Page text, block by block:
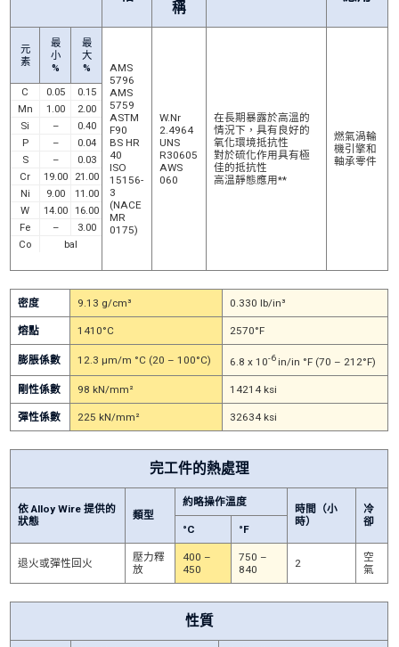
稱
元
素
最
小
%
最
大
%
C
0.05
0.15
Mn
1.00
2.00
Si
–
0.40
P
–
0.04
S
–
0.03
Cr
19.00
21.00
Ni
9.00
11.00
W
14.00 16.00
Fe
–
3.00
Co
bal
AMS
5796
AMS
5759
ASTM
F90
BS HR
40
ISO
15156-
3
(NACE
MR
0175)
W.Nr
2.4964
UNS
R30605
AWS
060
在長期暴露於高溫的
情況下，具有良好的
氧化環境抵抗性
對於硫化作用具有極
佳的抵抗性
高溫靜態應用**
燃氣渦輪
機引擎和
軸承零件
密度 9.13 g/cm³ 0.330 lb/in³
熔點 1410°C 2570°F
膨脹係數 12.3 μm/m °C (20 – 100°C) 6.8 x 10-6in/in °F (70 – 212°F)
剛性係數 98 kN/mm² 14214 ksi
彈性係數 225 kN/mm² 32634 ksi
完工件的熱處理
依 Alloy Wire 提供的
狀態
類型
約略操作溫度
時間（小
時）
冷
卻
°C °F
退火或彈性回火
壓力釋
放
400 –
450
750 –
840
2
空
氣
性質